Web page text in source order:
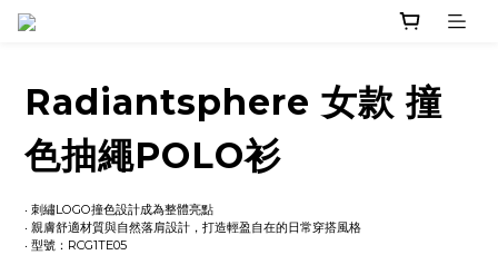
Radiantsphere 女款 撞
色抽繩POLO衫
‧ 刺繡LOGO撞色設計成為整體亮點
‧ 親膚舒適材質與自然落肩設計，打造輕盈自在的日常穿搭風格
‧ 型號：RCG1TE05